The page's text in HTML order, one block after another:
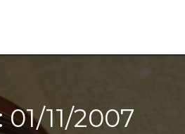
11/2007